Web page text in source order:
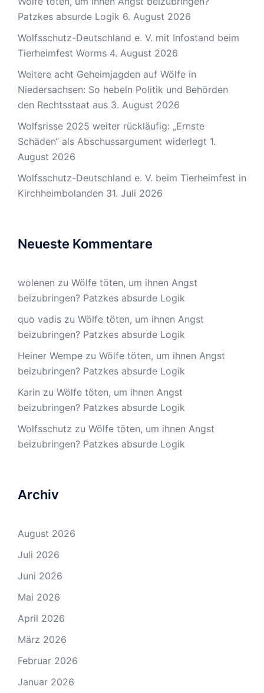
Patzkes absurde Logik 6. August 2026
Wolfsschutz-Deutschland e. V. mit Infostand beim
Tierheimfest Worms 4. August 2026
Weitere acht Geheimjagden auf Wölfe in
Niedersachsen: So hebeln Politik und Behörden
den Rechtsstaat aus 3. August 2026
Wolfsrisse 2025 weiter rückläufig: „Ernste
Schäden“ als Abschussargument widerlegt 1.
August 2026
Wolfsschutz-Deutschland e. V. beim Tierheimfest in
Kirchheimbolanden 31. Juli 2026
Neueste Kommentare
wolenen zu Wölfe töten, um ihnen Angst
beizubringen? Patzkes absurde Logik
quo vadis zu Wölfe töten, um ihnen Angst
beizubringen? Patzkes absurde Logik
Heiner Wempe zu Wölfe töten, um ihnen Angst
beizubringen? Patzkes absurde Logik
Karin zu Wölfe töten, um ihnen Angst
beizubringen? Patzkes absurde Logik
Wolfsschutz zu Wölfe töten, um ihnen Angst
beizubringen? Patzkes absurde Logik
Archiv
August 2026
Juli 2026
Juni 2026
Mai 2026
April 2026
März 2026
Februar 2026
Januar 2026